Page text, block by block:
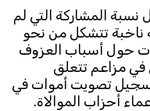
Terms Of Use
Cookies Policy
نسبة المشاركة التي لم
هيئة ناخبة تتشكل من نحو
حول أسباب العزوف
في مزاعم تتعلق
تسجيل تصويت أموات في
أحزاب الموالاة.